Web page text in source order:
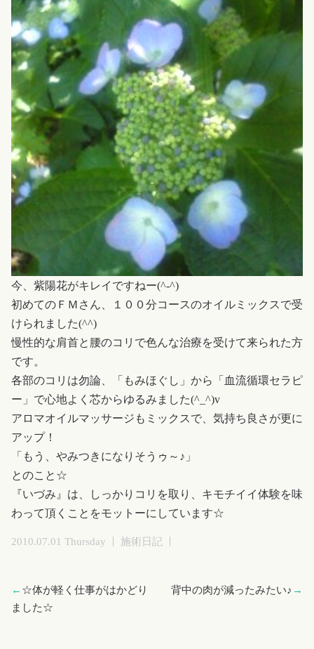
今、紫陽花がキレイですねー(^-^)
初めてのＦＭさん、１００分コースのオイルミックスで受
けられました(^^)
慢性的な肩首と腰のコリで色んな治療を受けて来られた方
です。
各部のコリは勿論、「もみほぐし」から「血流循環セラピ
ー」で心地よく芯からゆるみました(^_^)v
アロマオイルマッサージもミックスで、気持ち良さが更に
アップ！
「もう、やみつきになりそうゥ～♪」
とのこと☆
『いづみ』は、しっかりコリを取り、キモチイイ体験を味
わって頂くことをモットーにしています☆
2010.07.01 Thursday 施術日記
← ☆体が軽く仕事がはかどり
ました☆
背中の肉が減ったみたい♪ →